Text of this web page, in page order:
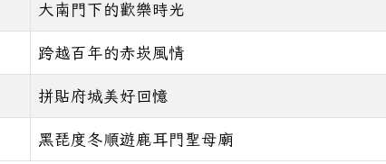
大南門下的歡樂時光
跨越百年的赤崁風情
拼貼府城美好回憶
黑琵度冬順遊鹿耳門聖母廟